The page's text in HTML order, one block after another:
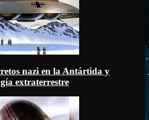
nazi en la Antártida y
extraterrestre